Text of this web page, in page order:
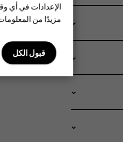
الإعدادات في أي
مزيدًا من
قبول الكل